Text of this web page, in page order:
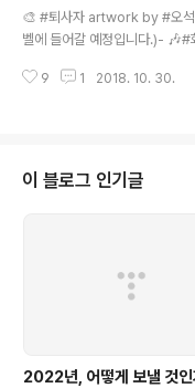
미디어실에서는 LP 외에도 각
능합니다. 멀티미디어실 이용
니다.도서관 전층을 가볍게 둘러
🎨 #퇴사자 artwork by #오석
벨에 들어갈 예정입니다.)- 🎶#
#오석원 작가님은 일과 작품을
개월이 더 지나고 있습니다. 어
보지 않을 신중함으로 해야겠지
지지 않도록 말입니다. 여전히
앞으로 다가올 일들 잘 해내리
믿음은 👏기대해주시고 격려
이라 생각합니다. - ..
9 1 2018. 10. 30.
이 블로그 인기글
2022년, 어떻게 보낼 것